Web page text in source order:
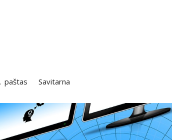
paštas Savitarna